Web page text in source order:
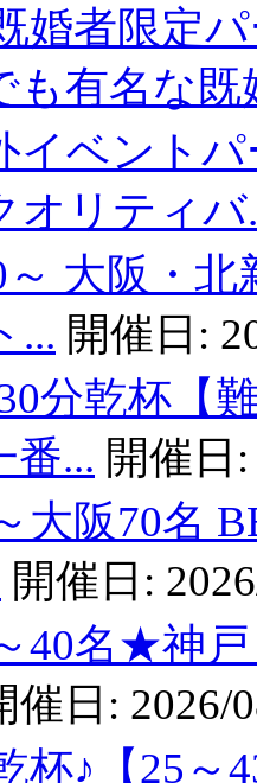
婚者限定
も有名な既
イベント
オリティバ
～ 大阪・
... 開催日:
分乾杯【
番... 開催日
大阪70名
開催日:
40名★神
催日: 2026/
杯♪【25